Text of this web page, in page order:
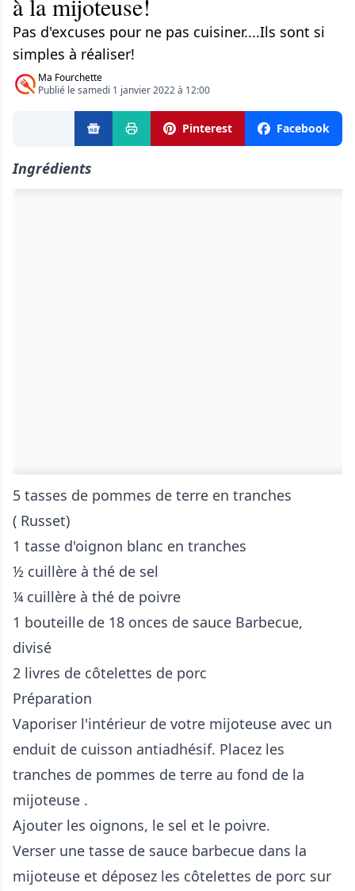
à la mijoteuse!
Pas d'excuses pour ne pas cuisiner....Ils sont si
simples à réaliser!
Ma Fourchette
Publié le samedi 1 janvier 2022 à 12:00
Pinterest Facebook
Ingrédients
5 tasses de pommes de terre en tranches
( Russet)
1 tasse d'oignon blanc en tranches
½ cuillère à thé de sel
¼ cuillère à thé de poivre
1 bouteille de 18 onces de sauce Barbecue,
divisé
2 livres de côtelettes de porc
Préparation
Vaporiser l'intérieur de votre mijoteuse avec un
enduit de cuisson antiadhésif. Placez les
tranches de pommes de terre au fond de la
mijoteuse .
Ajouter les oignons, le sel et le poivre.
Verser une tasse de sauce barbecue dans la
mijoteuse et déposez les côtelettes de porc sur